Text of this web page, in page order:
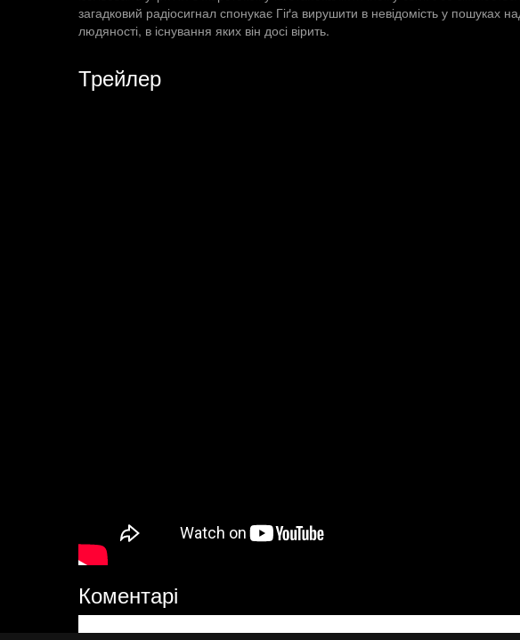
загадковий радіосигнал спонукає Гіґа вирушити в невідомість у пошуках
людяності, в існування яких він досі вірить.
Трейлер
Коментарі